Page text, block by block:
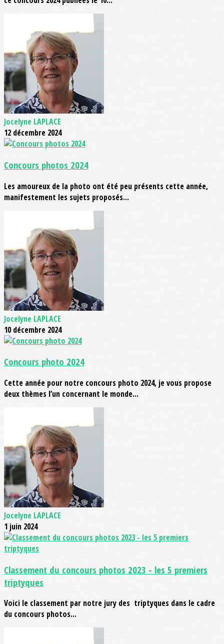
Jocelyne LAPLACE
12 décembre 2024
Concours photos 2024
Les amoureux de la photo ont été peu présents cette année,
manifestement les sujets proposés...
Jocelyne LAPLACE
10 décembre 2024
Concours photo 2024
Cette année pour notre concours photo 2024, je vous propose
deux thèmes l’un concernant le monde...
Jocelyne LAPLACE
1 juin 2024
Classement du concours photos 2023 - les 5 premiers
triptyques
Voici le classement par notre jury des triptyques dans le cadre
du concours photos...